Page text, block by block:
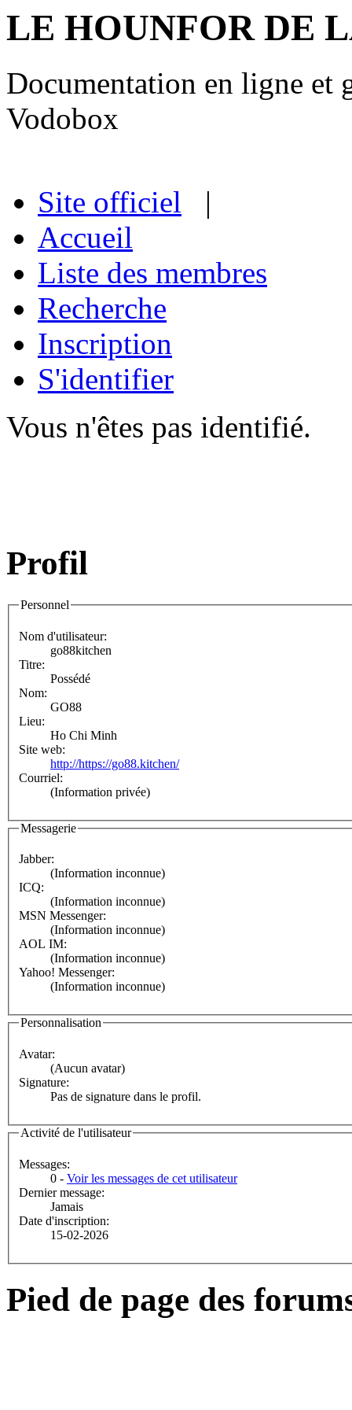
LE HOUNFOR DE
Documentation en ligne et
Vodobox
Site officiel |
Accueil
Liste des membres
Recherche
Inscription
S'identifier
Vous n'êtes pas identifié.
Profil
Personnel
Nom d'utilisateur:
go88kitchen
Titre:
Possédé
Nom:
GO88
Lieu:
Ho Chi Minh
Site web:
http://https://go88.kitchen/
Courriel:
(Information privée)
Messagerie
Jabber:
(Information inconnue)
ICQ:
(Information inconnue)
MSN Messenger:
(Information inconnue)
AOL IM:
(Information inconnue)
Yahoo! Messenger:
(Information inconnue)
Personnalisation
Avatar:
(Aucun avatar)
Signature:
Pas de signature dans le profil.
Activité de l'utilisateur
Messages:
0 - Voir les messages de cet utilisateur
Dernier message:
Jamais
Date d'inscription:
15-02-2026
Pied de page des